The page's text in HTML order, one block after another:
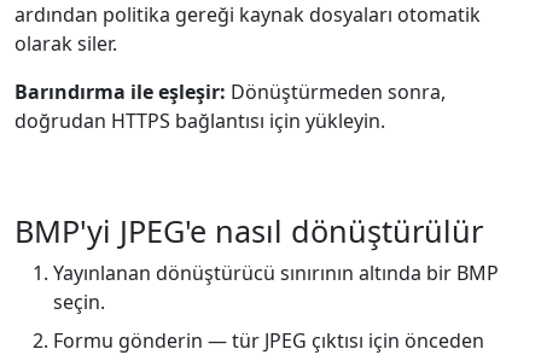
ardından politika gereği kaynak dosyaları otomatik
olarak siler.
Barındırma ile eşleşir: Dönüştürmeden sonra,
doğrudan HTTPS bağlantısı için yükleyin.
BMP'yi JPEG'e nasıl dönüştürülür
Yayınlanan dönüştürücü sınırının altında bir BMP
seçin.
Formu gönderin — tür JPEG çıktısı için önceden